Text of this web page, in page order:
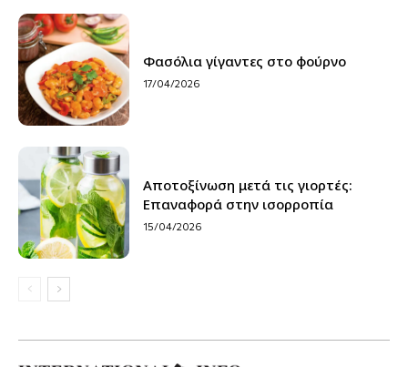
Φασόλια γίγαντες στο φούρνο
17/04/2026
Αποτοξίνωση μετά τις γιορτές:
Επαναφορά στην ισορροπία
15/04/2026